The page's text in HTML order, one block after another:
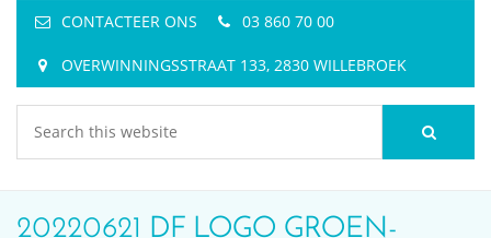
CONTACTEER ONS 03 860 70 00
OVERWINNINGSSTRAAT 133, 2830 WILLEBROEK
20220621 DF LOGO GROEN-